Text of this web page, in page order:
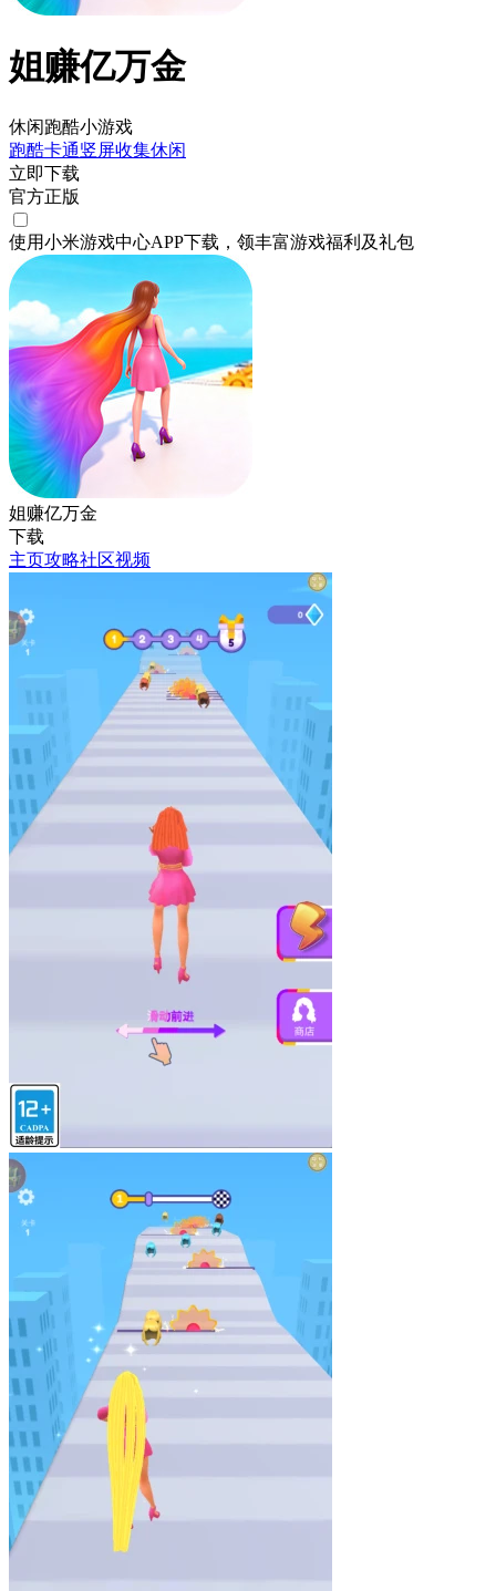
姐赚亿万金
休闲跑酷小游戏
跑酷卡通竖屏收集休闲
立即下载
官方正版
使用小米游戏中心APP下载 ，领丰富游戏福利 及礼包
姐赚亿万金
下载
主页攻略社区视频